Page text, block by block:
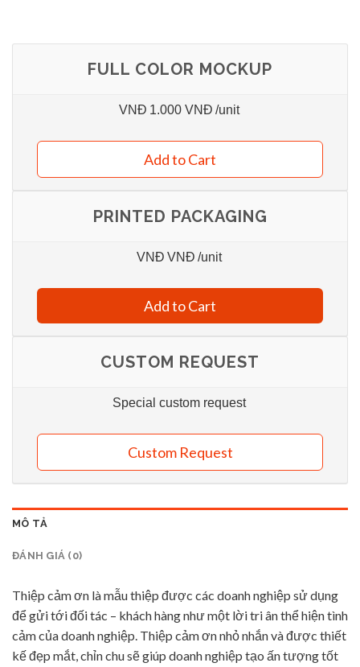
FULL COLOR MOCKUP
VNĐ 1.000 VNĐ /unit
Add to Cart
PRINTED PACKAGING
VNĐ VNĐ /unit
Add to Cart
CUSTOM REQUEST
Special custom request
Custom Request
MÔ TẢ
ĐÁNH GIÁ (0)
Thiệp cảm ơn là mẫu thiệp được các doanh nghiệp sử dụng
để gửi tới đối tác – khách hàng như một lời tri ân thể hiện tình
cảm của doanh nghiệp. Thiệp cảm ơn nhỏ nhắn và được thiết
kế đẹp mắt, chỉn chu sẽ giúp doanh nghiệp tạo ấn tượng tốt